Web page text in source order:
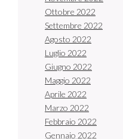
Ottobre 2022
Settembre 2022
Agosto 2022
Luglio 2022
Giugno 2022
Maggio 2022
Aprile 2022
Marzo 2022
Febbraio 2022
Gennaio 2022